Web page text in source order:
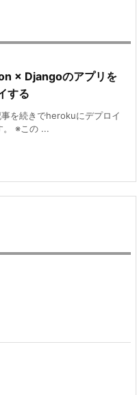
× Djangoのアプリを
する
を続きでherokuにデプロイ
。 ※この ...